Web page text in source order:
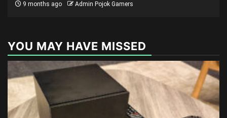
9 months ago Admin Pojok Gamers
YOU MAY HAVE MISSED